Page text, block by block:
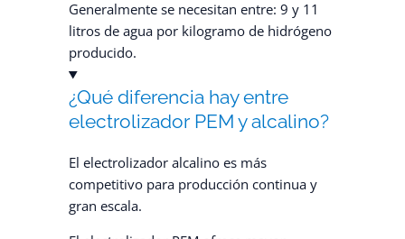
Generalmente se necesitan entre: 9 y 11
litros de agua por kilogramo de hidrógeno
producido.
¿Qué diferencia hay entre
electrolizador PEM y alcalino?
El electrolizador alcalino es más
competitivo para producción continua y
gran escala.